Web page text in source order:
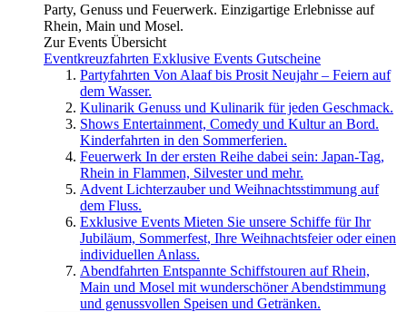
Party, Genuss und Feuerwerk. Einzigartige Erlebnisse auf
Rhein, Main und Mosel.
Zur Events Übersicht
Eventkreuzfahrten Exklusive Events Gutscheine
Partyfahrten Von Alaaf bis Prosit Neujahr – Feiern auf
dem Wasser.
Kulinarik Genuss und Kulinarik für jeden Geschmack.
Shows Entertainment, Comedy und Kultur an Bord.
Kinderfahrten in den Sommerferien.
Feuerwerk In der ersten Reihe dabei sein: Japan-Tag,
Rhein in Flammen, Silvester und mehr.
Advent Lichterzauber und Weihnachtsstimmung auf
dem Fluss.
Exklusive Events Mieten Sie unsere Schiffe für Ihr
Jubiläum, Sommerfest, Ihre Weihnachtsfeier oder einen
individuellen Anlass.
Abendfahrten Entspannte Schiffstouren auf Rhein,
Main und Mosel mit wunderschöner Abendstimmung
und genussvollen Speisen und Getränken.